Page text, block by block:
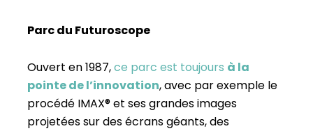
Parc du Futuroscope
Ouvert en 1987,ce parc est toujours à la
pointe de l’innovation, avec par exemple le
procédé IMAX® et ses grandes images
projetées sur des écrans géants, des